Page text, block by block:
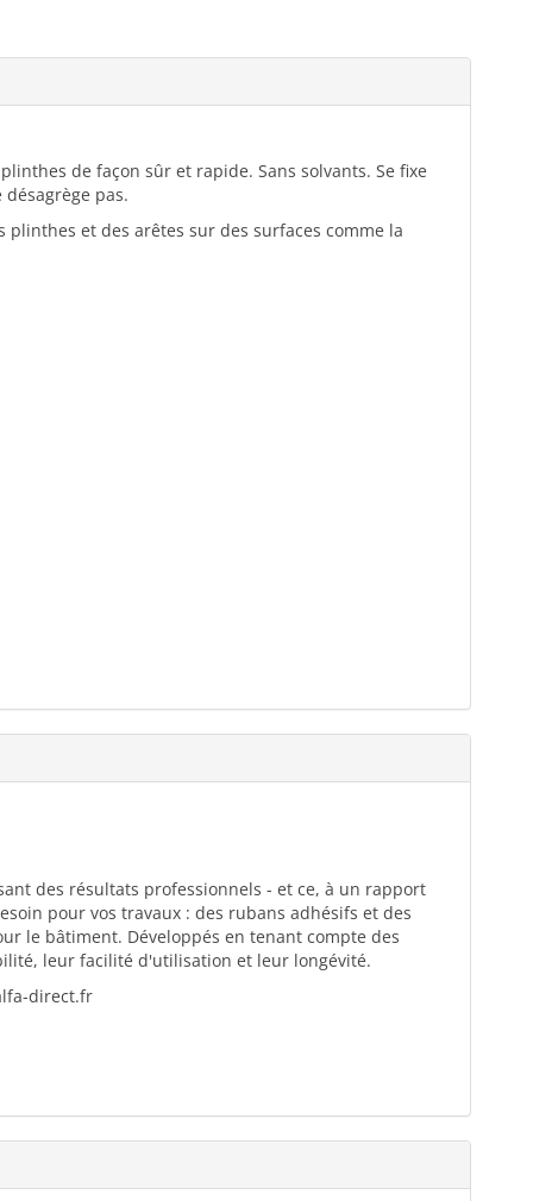
de façon sûr et rapide. Sans solvants. Se fixe
pas.
et des arêtes sur des surfaces comme la
des résultats professionnels - et ce, à un rapport
pour vos travaux : des rubans adhésifs et des
le bâtiment. Développés en tenant compte des
leur facilité d'utilisation et leur longévité.
direct.fr